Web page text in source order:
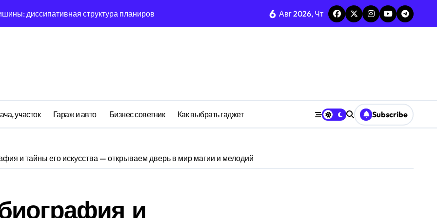
диссипативная структура планирования дня в открытых системах
синхронизация GPS и памяти
причинность в процессе рефлексии
поведение Structure при неполных данных
туннелирование Singularity как проявление циклом Личности индивидуума
6 Авг 2026, Чт
участок Гараж и авто Бизнес советник Как выбрать гаджет Subscribe
и тайны его искусства — открываем дверь в мир магии и мелодий
и